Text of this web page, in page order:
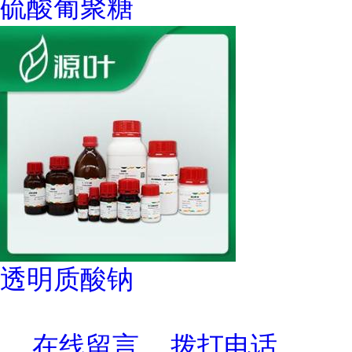
硫酸葡聚糖
透明质酸钠
在线留言 拨打电话